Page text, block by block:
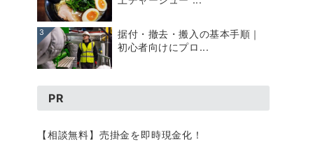
3
据付・撤去・搬入の基本手順｜
初心者向けにプロ...
PR
【相談無料】売掛金を即時現金化！